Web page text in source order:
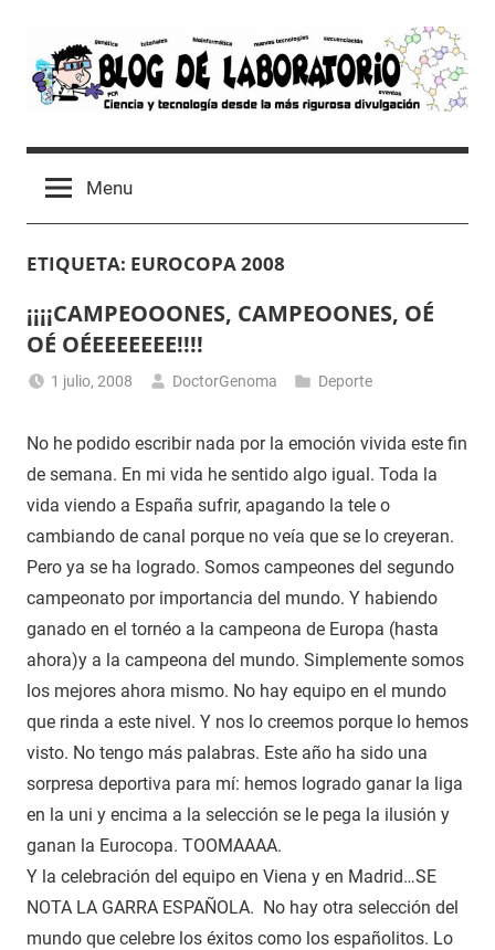
content
Blog
de
Laboratorio
Tutoriales,
Ocio
un
Laboratorio
de
Menu
ETIQUETA: EUROCOPA 2008
¡¡¡¡CAMPEOOONES, CAMPEOONES, OÉ
OÉ OÉEEEEEEE!!!!
1 julio, 2008 DoctorGenoma Deporte
No he podido escribir nada por la emoción vivida este fin
de semana. En mi vida he sentido algo igual. Toda la
vida viendo a España sufrir, apagando la tele o
cambiando de canal porque no veía que se lo creyeran.
Pero ya se ha logrado. Somos campeones del segundo
campeonato por importancia del mundo. Y habiendo
ganado en el tornéo a la campeona de Europa (hasta
ahora)y a la campeona del mundo. Simplemente somos
los mejores ahora mismo. No hay equipo en el mundo
que rinda a este nivel. Y nos lo creemos porque lo hemos
visto. No tengo más palabras. Este año ha sido una
sorpresa deportiva para mí: hemos logrado ganar la liga
en la uni y encima a la selección se le pega la ilusión y
ganan la Eurocopa. TOOMAAAA.
Y la celebración del equipo en Viena y en Madrid…SE
NOTA LA GARRA ESPAÑOLA. No hay otra selección del
mundo que celebre los éxitos como los españolitos. Lo